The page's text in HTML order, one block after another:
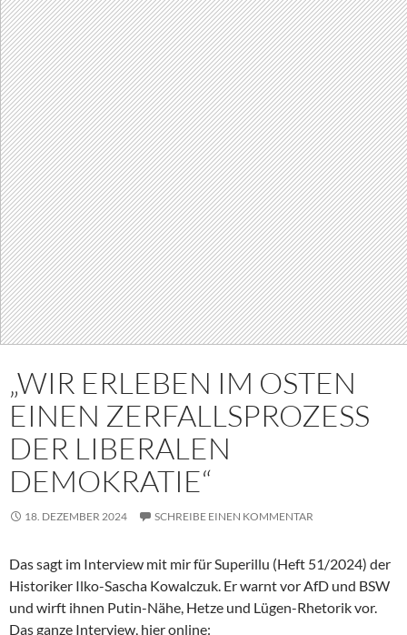
„WIR ERLEBEN IM OSTEN
EINEN ZERFALLSPROZESS
DER LIBERALEN
DEMOKRATIE“
18. DEZEMBER 2024 SCHREIBE EINEN KOMMENTAR
Das sagt im Interview mit mir für Superillu (Heft 51/2024) der
Historiker Ilko-Sascha Kowalczuk. Er warnt vor AfD und BSW
und wirft ihnen Putin-Nähe, Hetze und Lügen-Rhetorik vor.
Das ganze Interview, hier online: